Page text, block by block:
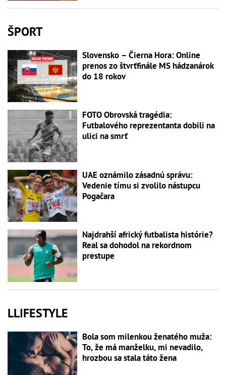
ŠPORT
Slovensko – Čierna Hora: Online
prenos zo štvrťfinále MS hádzanárok
do 18 rokov
FOTO Obrovská tragédia:
Futbalového reprezentanta dobili na
ulici na smrť
UAE oznámilo zásadnú správu:
Vedenie tímu si zvolilo nástupcu
Pogačara
Najdrahší africký futbalista histórie?
Real sa dohodol na rekordnom
prestupe
LLIFESTYLE
Bola som milenkou ženatého muža:
To, že má manželku, mi nevadilo,
hrozbou sa stala táto žena